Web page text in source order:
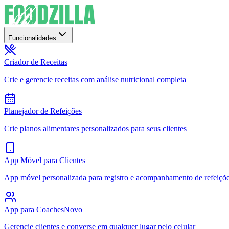
Funcionalidades
Criador de Receitas
Crie e gerencie receitas com análise nutricional completa
Planejador de Refeições
Crie planos alimentares personalizados para seus clientes
App Móvel para Clientes
App móvel personalizada para registro e acompanhamento de
App para CoachesNovo
Gerencie clientes e converse em qualquer lugar pelo celular